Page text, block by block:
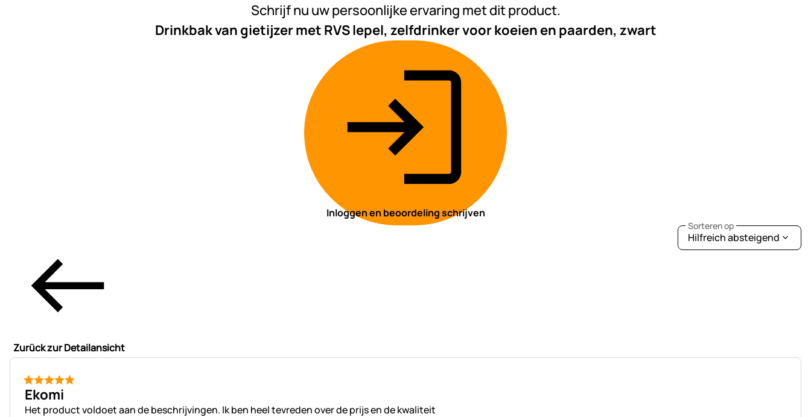
Schrijf nu uw persoonlijke ervaring met dit product.
Drinkbak van gietijzer met RVS lepel, zelfdrinker voor koeien en paarden, zwart
Inloggen en beoordeling schrijven
Zurück zur Detailansicht
Sorteren op
Hilfreich absteigend
5 van 5
Ekomi
Het product voldoet aan de beschrijvingen. Ik ben heel tevreden over de prijs en de kwaliteit